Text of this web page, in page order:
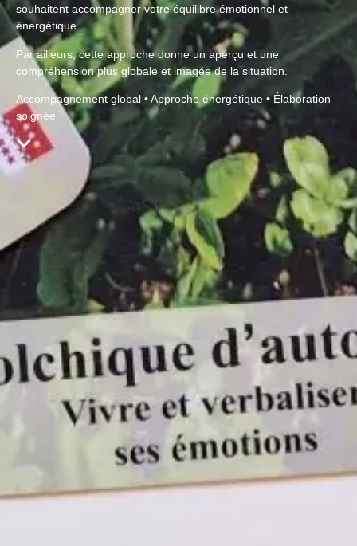
souhaitent accompagner votre équilibre émotionnel et
énergétique.
Par ailleurs, cette approche donne un aperçu et une
compréhension plus globale et imagée de la situation.
Accompagnement global • Approche énergétique • Élaboration
soignée